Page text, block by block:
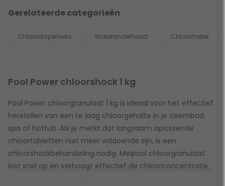
Gerelateerde categorieën
Chloordispensers Wateronderhoud Chloormeter
Pool Power chloorshock 1 kg
Pool Power chloorgranulaat 1 kg is ideaal voor het effectief
herstellen van een te laag chloorgehalte in je zwembad,
spa of hottub. Als je merkt dat langzaam oplossende
chloortabletten niet meer voldoende zijn, is een
chloorshockbehandeling nodig. Melpool chloorgranulaat
lost snel op en verhoogt effectief de chloorconcentratie,